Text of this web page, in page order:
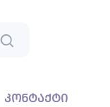
კონტაქტი